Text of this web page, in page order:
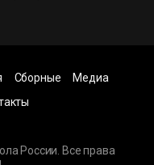
России. Все права
Сборные
Медиа